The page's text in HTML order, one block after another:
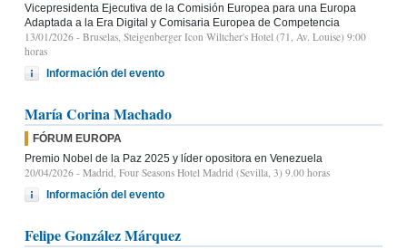
Vicepresidenta Ejecutiva de la Comisión Europea para una Europa
Adaptada a la Era Digital y Comisaria Europea de Competencia
13/01/2026 - Bruselas, Steigenberger Icon Wiltcher's Hotel (71, Av. Louise) 9:00
horas
Información del evento
María Corina Machado
FÓRUM EUROPA
Premio Nobel de la Paz 2025 y líder opositora en Venezuela
20/04/2026 - Madrid, Four Seasons Hotel Madrid (Sevilla, 3) 9.00 horas
Información del evento
Felipe González Márquez